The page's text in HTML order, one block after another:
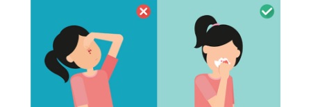
TIN MỚI
Thể loại